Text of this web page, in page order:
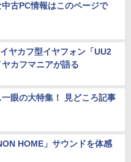
古PC情報はこのページで
ヤカフ型イヤフォン「UU2
カフマニアが語る
眼の大特集！ 見どころ記事
HOME」サウンドを体感